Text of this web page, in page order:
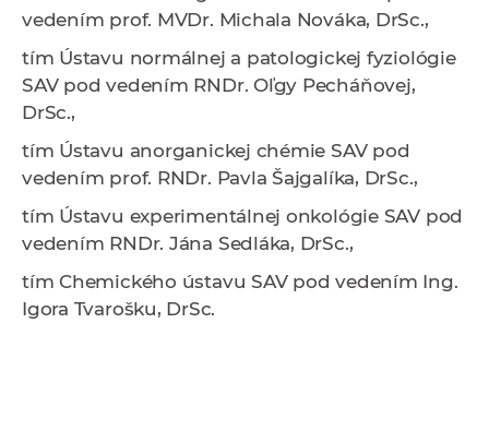
vedením prof. MVDr. Michala Nováka, DrSc.,
tím Ústavu normálnej a patologickej fyziológie
SAVpod vedením RNDr. Oľgy Pecháňovej,
DrSc.,
tím Ústavu anorganickej chémie SAVpod
vedením prof. RNDr. Pavla Šajgalíka, DrSc.,
tím Ústavu experimentálnej onkológie SAV pod
vedením RNDr. Jána Sedláka, DrSc.,
tím Chemického ústavu SAVpod vedením Ing.
Igora Tvarošku, DrSc.